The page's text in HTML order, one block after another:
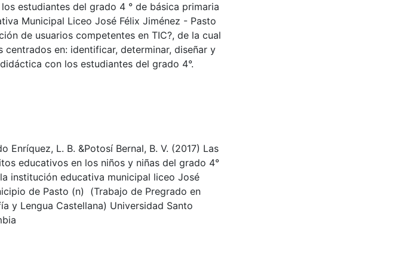
estudiantes del grado 4 ° de básica primaria
Municipal Liceo José Félix Jiménez - Pasto
de usuarios competentes en TIC?, de la cual
en: identificar, determinar, diseñar y
con los estudiantes del grado 4°.
Enríquez, L. B. &Potosí Bernal, B. V. (2017) Las
educativos en los niños y niñas del grado 4°
institución educativa municipal liceo José
de Pasto (n) (Trabajo de Pregrado en
y Lengua Castellana) Universidad Santo